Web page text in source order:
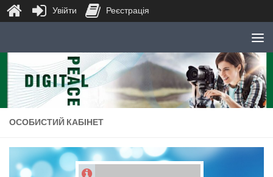
Skip to content
ОСОБИСТИЙ КАБІНЕТ
Увійти Реєстрація